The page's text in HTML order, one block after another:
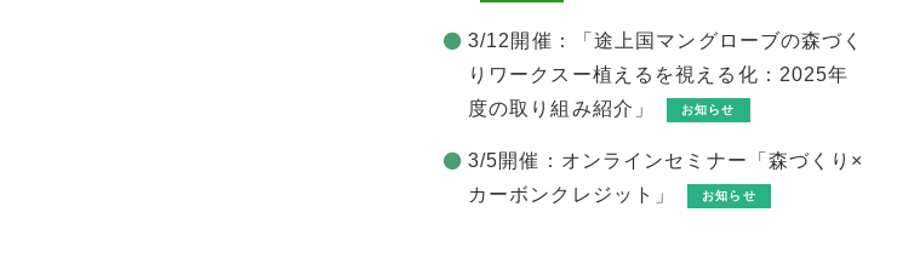
3/12開催：「途上国マングローブの森づく
りワークスー植えるを視える化：2025年
度の取り組み紹介」
お知らせ
3/5開催：オンラインセミナー「森づくり×
カーボンクレジット」
お知らせ